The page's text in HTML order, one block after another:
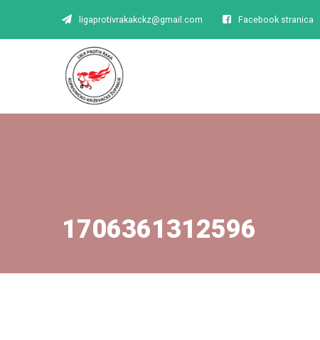
ligaprotivrakakckz@gmail.com Facebook stranica
1706361312596